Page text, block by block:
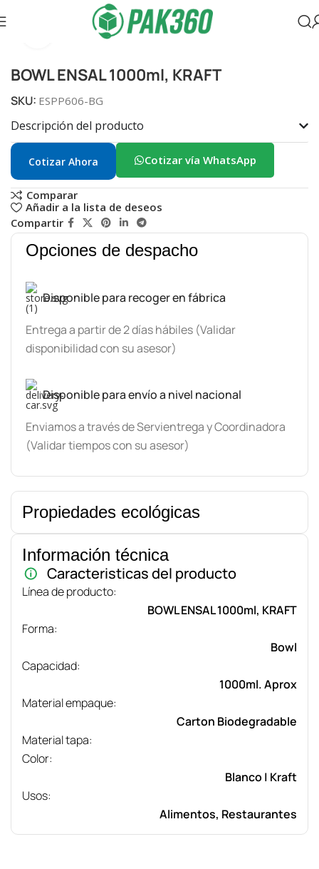
Recipientes de papel Bowl
Clic para ampliar
BOWL ENSAL 1000ml, KRAFT
SKU: ESPP606-BG
Descripción del producto
Cotizar Ahora Cotizar vía WhatsApp
Comparar
Añadir a la lista de deseos
Compartir
Opciones de despacho
Disponible para recoger en fábrica
Entrega a partir de 2 días hábiles (Validar
disponibilidad con su asesor)
Disponible para envío a nivel nacional
Enviamos a través de Servientrega y Coordinadora
(Validar tiempos con su asesor)
Propiedades ecológicas
Información técnica
Caracteristicas del producto
Línea de producto:
BOWL ENSAL 1000ml, KRAFT
Forma:
Bowl
Capacidad:
1000ml. Aprox
Material empaque:
Carton Biodegradable
Material tapa:
Color:
Blanco | Kraft
Usos:
Alimentos, Restaurantes